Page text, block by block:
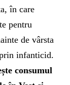
în care
pentru
de vârsta
infanticid.
consumul